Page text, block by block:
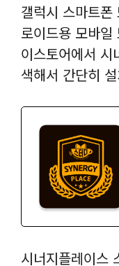
갤럭시 스마트
로이드용 모바일
이스토어에서 시
색해서 간단히
시너지플레이스